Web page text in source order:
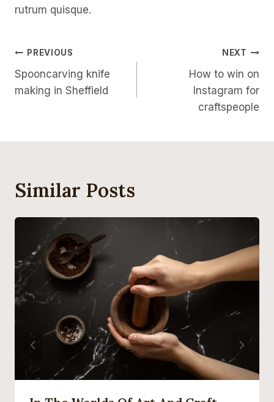
rutrum quisque.
Post
Navigation
PREVIOUS
Spooncarving knife
making in Sheffield
NEXT
How to win on
Instagram for
craftspeople
Similar Posts